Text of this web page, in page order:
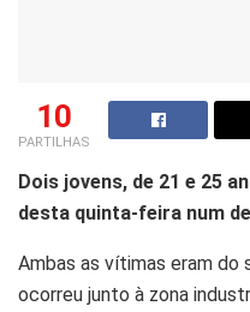
10
PARTILHAS
Dois jovens, de 21 e 25
desta quinta-feira num
Ambas as vítimas eram do
ocorreu junto à zona